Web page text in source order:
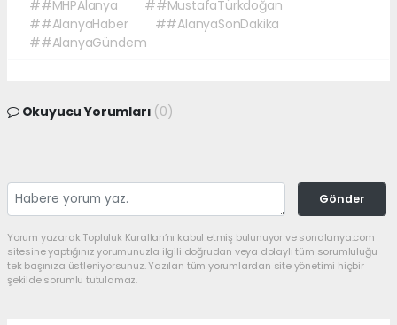
##MHPAlanya
##MustafaTürkdoğan
##AlanyaHaber
##AlanyaSonDakika
##AlanyaGündem
Okuyucu Yorumları (0)
Gönder
Yorum yazarak Topluluk Kuralları’nı kabul etmiş bulunuyor ve sonalanya.com
sitesine yaptığınız yorumunuzla ilgili doğrudan veya dolaylı tüm sorumluluğu
tek başınıza üstleniyorsunuz. Yazılan tüm yorumlardan site yönetimi hiçbir
şekilde sorumlu tutulamaz.